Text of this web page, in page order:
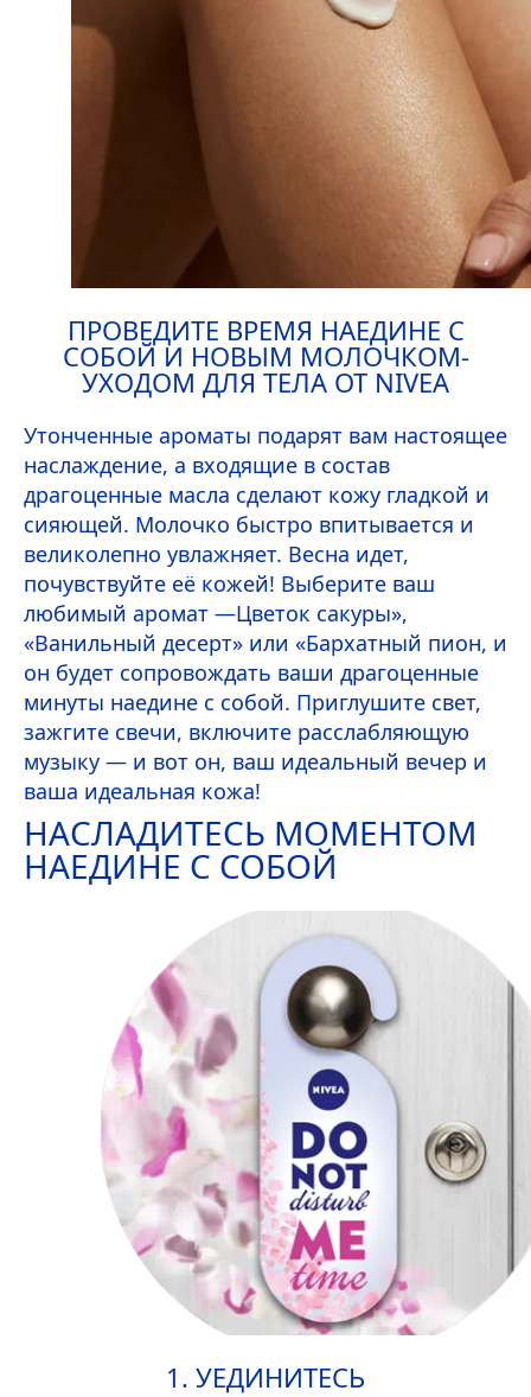
ПРОВЕДИТЕ ВРЕМЯ НАЕДИНЕ С
СОБОЙ И НОВЫМ МОЛОЧКОМ-
УХОДОМ ДЛЯ ТЕЛА ОТ NIVEA
Утонченные ароматы подарят вам настоящее
наслаждение, а входящие в состав
драгоценные масла сделают кожу гладкой и
сияющей. Молочко быстро впитывается и
великолепно увлажняет. Весна идет,
почувствуйте её кожей! Выберите ваш
любимый аромат —Цветок сакуры»,
«Ванильный десерт» или «Бархатный пион, и
он будет сопровождать ваши драгоценные
минуты наедине с собой. Приглушите свет,
зажгите свечи, включите расслабляющую
музыку — и вот он, ваш идеальный вечер и
ваша идеальная кожа!
НАСЛАДИТЕСЬ МОМЕНТОМ
НАЕДИНЕ С СОБОЙ
1. УЕДИНИТЕСЬ